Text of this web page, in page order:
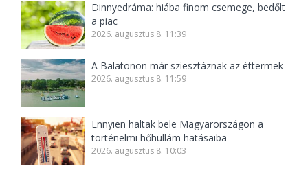
Dinnyedráma: hiába finom csemege, bedőlt
a piac
2026. augusztus 8. 11:39
A Balatonon már sziesztáznak az éttermek
2026. augusztus 8. 11:59
Ennyien haltak bele Magyarországon a
történelmi hőhullám hatásaiba
2026. augusztus 8. 10:03